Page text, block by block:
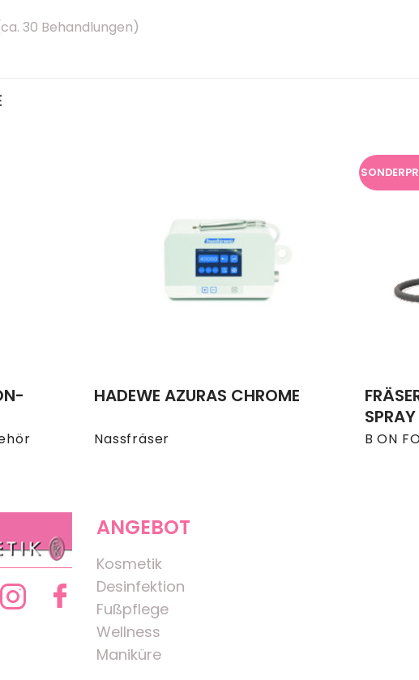
30 Behandlungen)
Nassfräser
HADEWE AZURAS CHROME
B ON
SPRAY
ANGEBOT
Kosmetik
Desinfektion
Fußpflege
Wellness
Maniküre